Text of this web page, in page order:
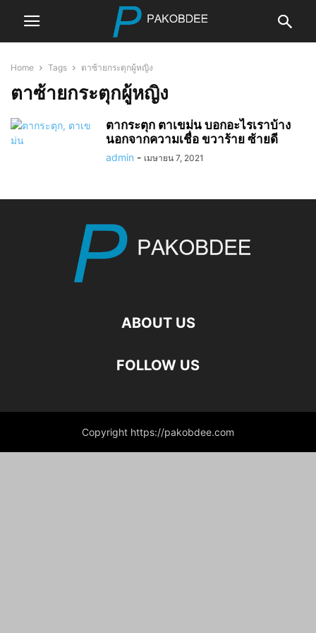
Home Tags ตาซ้ายกระตุกผู้หญิง
ตาซ้ายกระตุกผู้หญิง
ตากระตุก ตาเขม่น บอกอะไรเราบ้าง
นอกจากความเชื่อ ขวาร้าย ซ้ายดี
admin - เมษายน 7, 2021
ABOUT US
FOLLOW US
Copyright https://pakobdee.com